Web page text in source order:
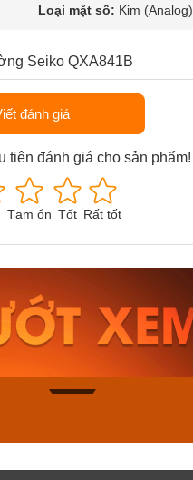
Loại mặt số: Kim (Analog)
Seiko QXA841B
đánh giá
tiên đánh giá cho sản phẩm!
Tạm ổn Tốt Rất tốt
Casio Nam MTS-
115D-1AVDF
2.823.000₫
2.399.550₫
Mua ngay